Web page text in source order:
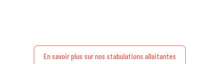
En savoir plus sur nos stabulations allaitantes